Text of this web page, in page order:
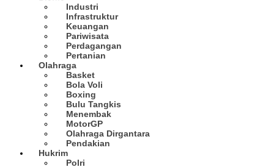
Industri
Infrastruktur
Keuangan
Pariwisata
Perdagangan
Pertanian
Olahraga
Basket
Bola Voli
Boxing
Bulu Tangkis
Menembak
MotorGP
Olahraga Dirgantara
Pendakian
Hukrim
Polri